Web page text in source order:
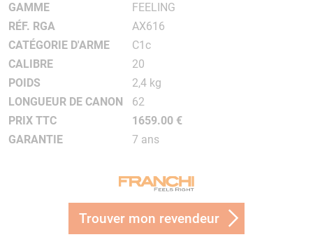
GAMME
FEELING
RÉF. RGA
AX616
CATÉGORIE D'ARME
C1c
CALIBRE
20
POIDS
2,4 kg
LONGUEUR DE CANON
62
PRIX TTC
1659.00 €
GARANTIE
7 ans
Trouver mon revendeur